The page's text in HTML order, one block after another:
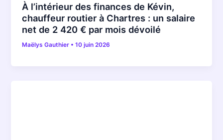
À l’intérieur des finances de Kévin,
chauffeur routier à Chartres : un salaire
net de 2 420 € par mois dévoilé
Maëlys Gauthier •10 juin 2026